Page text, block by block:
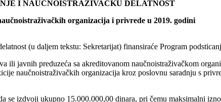
I NAUČNOISTRAŽIVAČKU DELATNOST
organizacija i privrede u 2019. godini
(u daljem tekstu: Sekretarijat) finansiraće Program
ili javnih preduzeća sa akreditovanom naučnoistraživačkom
naučnoistraživačkih organizacija kroz poslovnu saradnju s
izdvoji ukupno 15.000.000,00 dinara, pri čemu maksimalni